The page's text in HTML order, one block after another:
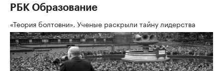
РБК Образование
«Теория болтовни». Ученые раскрыли тайну лидерства